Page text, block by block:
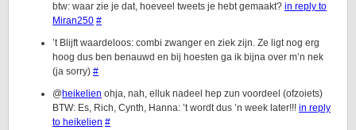
btw: waar zie je dat, hoeveel tweets je hebt gemaakt? in reply to
Miran250 #
’t Blijft waardeloos: combi zwanger en ziek zijn. Ze ligt nog erg
hoog dus ben benauwd en bij hoesten ga ik bijna over m’n nek
(ja sorry) #
@heikelien ohja, nah, elluk nadeel hep zun voordeel (ofzoiets)
BTW: Es, Rich, Cynth, Hanna: ’t wordt dus ’n week later!!! in reply
to heikelien #